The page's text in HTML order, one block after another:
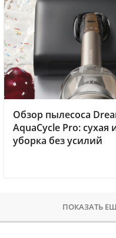
Обзор пылесоса
AquaCycle Pro: сухая
уборка без усилий
ПОКАЗАТЬ